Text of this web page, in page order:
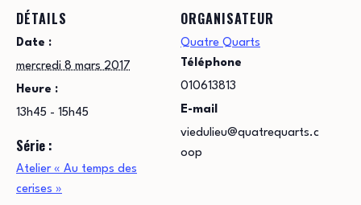
DÉTAILS
Date :
mercredi 8 mars 2017
Heure :
13h45 - 15h45
Série :
Atelier « Au temps des
cerises »
ORGANISATEUR
Quatre Quarts
Téléphone
010613813
E-mail
viedulieu@quatrequarts.c
oop